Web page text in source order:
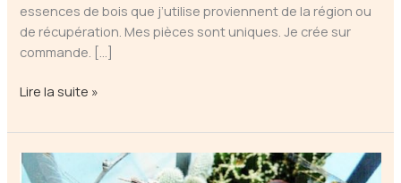
essences de bois que j’utilise proviennent de la région ou
de récupération. Mes pièces sont uniques. Je crée sur
commande. […]
Jambe
Bois
–
Tournage
Lire la suite »